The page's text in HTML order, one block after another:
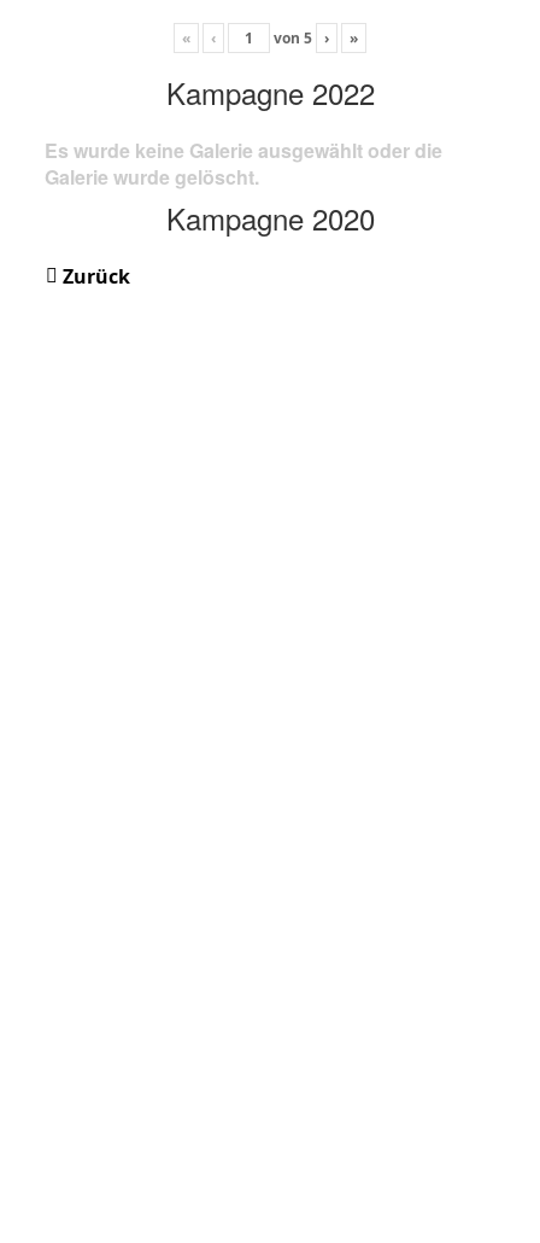
« ‹ von 5 › »
Kampagne 2022
Es wurde keine Galerie ausgewählt oder die
Galerie wurde gelöscht.
Kampagne 2020
Zurück